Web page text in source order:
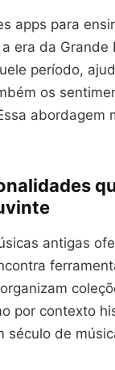
apps para
era da
período,
os
antigas
por contexto
século de